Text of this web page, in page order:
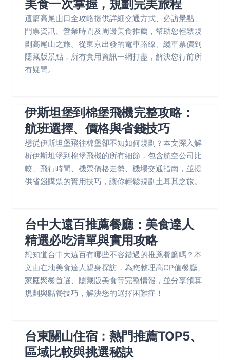
美食一次掌握，規劃完美旅程
這篇高尾山口全攻略提供詳細交通方式、必訪景點、
門票資訊、營業時間及周邊美食推薦，幫助您輕鬆規
劃高尾山之旅。從東京出發的電車路線、纜車票價到
隱藏版景點，所有實用資訊一網打盡，解決您行前所
有疑問。
伊斯坦堡到棉堡飛機完整攻略：
航班選擇、價格與省錢技巧
想從伊斯坦堡飛往棉堡卻不知如何規劃？本文深入解
析伊斯坦堡到棉堡飛機的所有細節，包含航空公司比
較、飛行時間、機票價格走勢、機場交通指南，並提
供省錢購票的實用技巧，讓你輕鬆規劃土耳其之旅。
台中大遠百推薦餐廳：美食達人
精選必吃清單與實用攻略
想知道台中大遠百有哪些不容錯過的推薦餐廳嗎？本
文由在地美食達人親身探訪，為您整理高CP值餐廳、
家庭聚餐首選、隱藏版美食等完整情報，並分享預算
規劃與點餐技巧，解決您的選擇困難症！
台東關山住宿：熱門推薦TOP5、
區域比較與挑選秘訣